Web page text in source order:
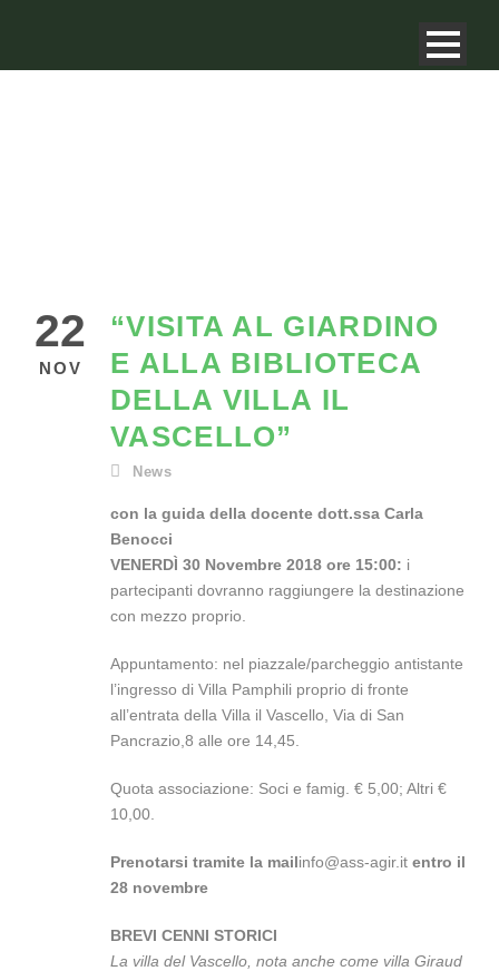
22
NOV
“VISITA AL GIARDINO
E ALLA BIBLIOTECA
DELLA VILLA IL
VASCELLO”
News
con la guida della docente dott.ssa Carla
Benocci
VENERDÌ 30 Novembre 2018 ore 15:00: i
partecipanti dovranno raggiungere la destinazione
con mezzo proprio.
Appuntamento: nel piazzale/parcheggio antistante
l’ingresso di Villa Pamphili proprio di fronte
all’entrata della Villa il Vascello, Via di San
Pancrazio,8 alle ore 14,45.
Quota associazione: Soci e famig. € 5,00; Altri €
10,00.
Prenotarsi tramite la mailinfo@ass-agir.it entro il
28 novembre
BREVI CENNI STORICI
La villa del Vascello, nota anche come villa Giraud